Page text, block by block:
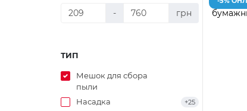
- грн
ТИП
Мешок для сбора
пыли
Насадка
+25